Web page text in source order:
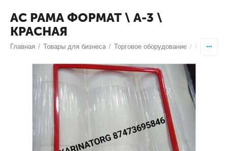
АС РАМА ФОРМАТ \ А-3 \
КРАСНАЯ
Главная / Товары для бизнеса / Торговое оборудование / POS